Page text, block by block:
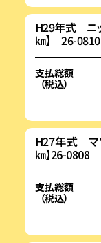
H29年式
㎞】 26-0810
支払総額
（税込）
H27年式 マ
㎞】26-0808
支払総額
（税込）